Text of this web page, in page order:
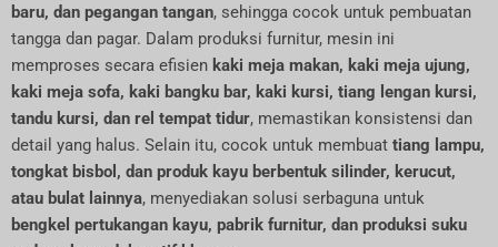
baru, dan pegangan tangan, sehingga cocok untuk pembuatan
tangga dan pagar. Dalam produksi furnitur, mesin ini
memproses secara efisien kaki meja makan, kaki meja ujung,
kaki meja sofa, kaki bangku bar, kaki kursi, tiang lengan kursi,
tandu kursi, dan rel tempat tidur, memastikan konsistensi dan
detail yang halus. Selain itu, cocok untuk membuat tiang lampu,
tongkat bisbol, dan produk kayu berbentuk silinder, kerucut,
atau bulat lainnya, menyediakan solusi serbaguna untuk
bengkel pertukangan kayu, pabrik furnitur, dan produksi suku